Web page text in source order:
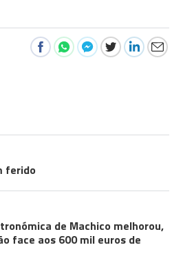
ferido
de Machico melhorou,
face aos 600 mil euros de